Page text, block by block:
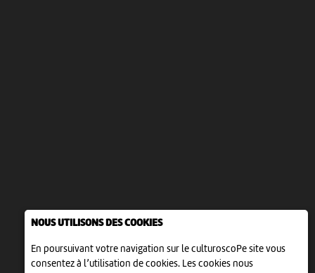
NOUS UTILISONS DES COOKIES
En poursuivant votre navigation sur le culturoscoPe site vous
consentez à l’utilisation de cookies. Les cookies nous